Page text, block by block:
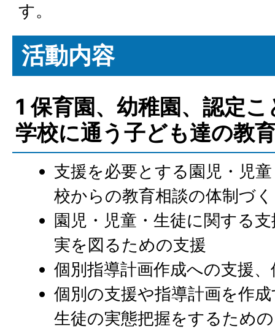
す。
活動内容
1 保育園、幼稚園、認定
学校に通う子ども達の教
支援を必要とする園児・児
校からの教育相談の体制づ
園児・児童・生徒に関する
実を図るための支援
個別指導計画作成への支援
個別の支援や指導計画を作
生徒の実態把握をするため